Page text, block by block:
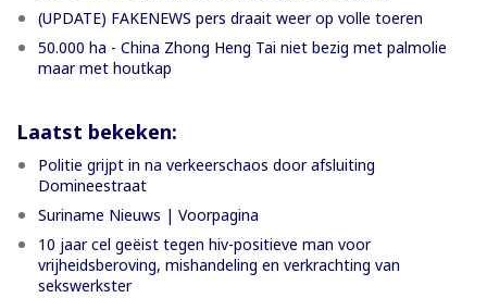
(UPDATE) FAKENEWS pers draait weer op volle toeren
50.000 ha - China Zhong Heng Tai niet bezig met palmolie
maar met houtkap
Laatst bekeken:
Politie grijpt in na verkeerschaos door afsluiting
Domineestraat
Suriname Nieuws | Voorpagina
10 jaar cel geëist tegen hiv-positieve man voor
vrijheidsberoving, mishandeling en verkrachting van
sekswerkster